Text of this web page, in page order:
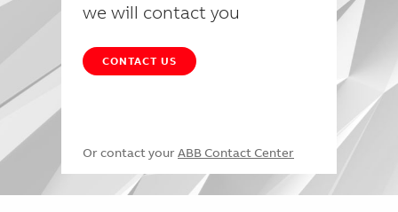
we will contact you
CONTACT US
Or contact your ABB Contact Center